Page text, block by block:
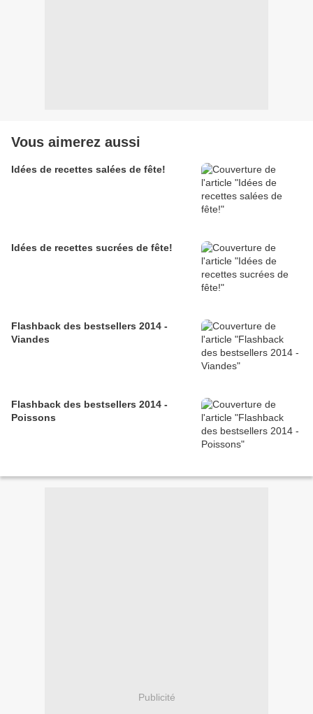
Vous aimerez aussi
Idées de recettes salées de fête!
Idées de recettes sucrées de fête!
Flashback des bestsellers 2014 -
Viandes
Flashback des bestsellers 2014 -
Poissons
Publicité